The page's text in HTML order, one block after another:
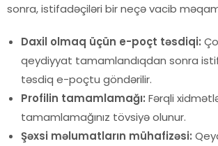
sonra, istifadəçiləri bir neçə vacib
Daxil olmaq üçün e-poçt təsdiqi:
qeydiyyat tamamlandıqdan sonra
təsdiq e-poçtu göndərilir.
Profilin tamamlamağı: Fərqli
tamamlamağınız tövsiyə olunur.
Şəxsi məlumatların mühafizəsi: